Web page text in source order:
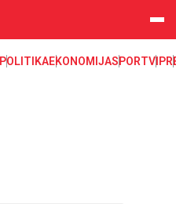
POLITIKAEKONOMIJASPORTVIP